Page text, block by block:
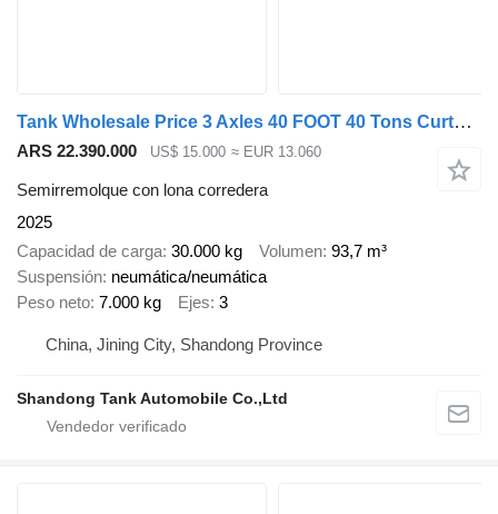
Tank Wholesale Price 3 Axles 40 FOOT 40 Tons Curtain Side Trailer
ARS 22.390.000 US$ 15.000 ≈ EUR 13.060
Semirremolque con lona corredera
2025
Capacidad de carga 30.000 kg Volumen 93,7 m³
Suspensión neumática/neumática
Peso neto 7.000 kg Ejes 3
China, Jining City, Shandong Province
Shandong Tank Automobile Co.,Ltd